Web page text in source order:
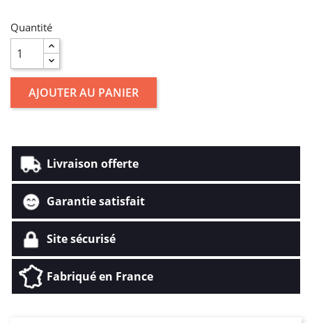
Quantité
AJOUTER AU PANIER
Livraison offerte
Garantie satisfait
Site sécurisé
Fabriqué en France